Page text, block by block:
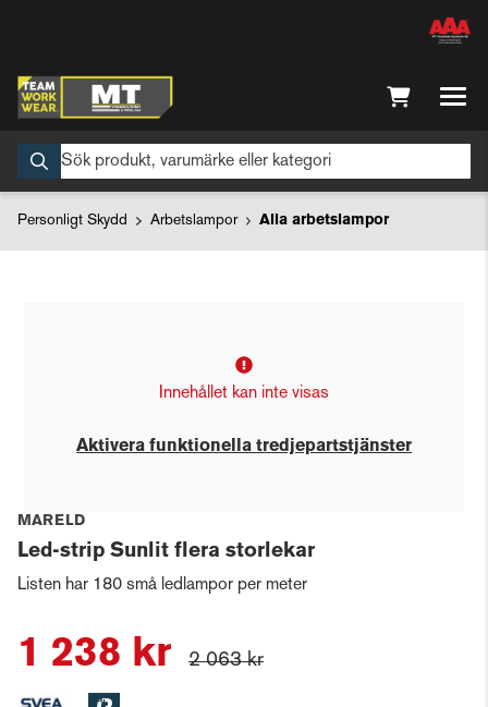
Personligt Skydd Arbetslampor Alla arbetslampor
Innehållet kan inte visas
Aktivera funktionella tredjepartstjänster
MARELD
Led-strip Sunlit flera storlekar
Listen har 180 små ledlampor per meter
1 238 kr 2 063 kr